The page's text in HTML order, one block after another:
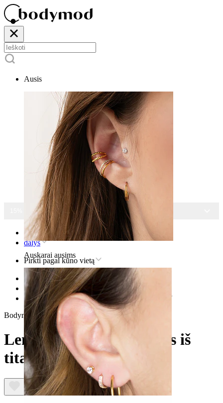
Ausis
Auskarai ausims
15% NUOLAIDA VISIEMS PAPUOŠALAMS
Pradžia
dalys
Pirkti pagal kūno vietą
Lūpos
Titaniniai lūpos auskarai
Lenktas barbell auskaras iš titano su kristalais
Bodymod Premium
Lenktas barbell auskaras iš
titano su kristalais